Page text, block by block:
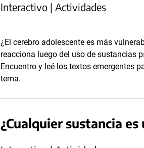
Interactivo | Actividades
¿El cerebro adolescente es más
reacciona luego del uso de sustancias
Encuentro y leé los textos emergentes
tema.
¿Cualquier sustancia es